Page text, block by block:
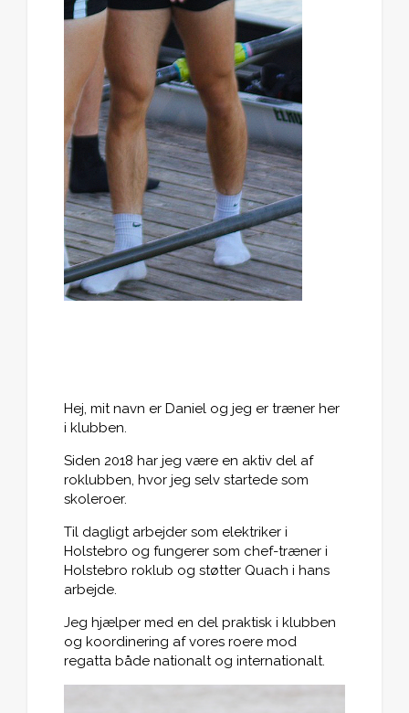
Hej, mit navn er Daniel og jeg er træner her
i klubben.
Siden 2018 har jeg være en aktiv del af
roklubben, hvor jeg selv startede som
skoleroer.
Til dagligt arbejder som elektriker i
Holstebro og fungerer som chef-træner i
Holstebro roklub og støtter Quach i hans
arbejde.
Jeg hjælper med en del praktisk i klubben
og koordinering af vores roere mod
regatta både nationalt og internationalt.